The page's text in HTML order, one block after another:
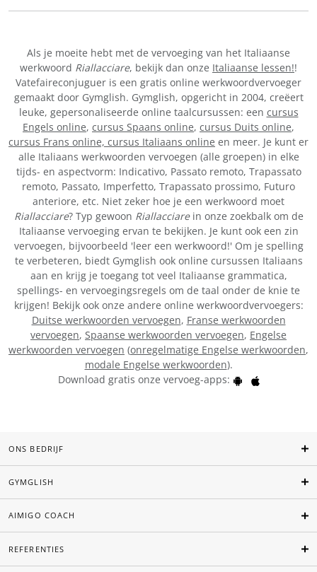
Als je moeite hebt met de vervoeging van het Italiaanse
werkwoord Riallacciare, bekijk dan onze Italiaanse lessen!!
Vatefaireconjuguer is een gratis online werkwoordvervoeger
gemaakt door Gymglish. Gymglish, opgericht in 2004, creëert
leuke, gepersonaliseerde online taalcursussen: een cursus
Engels online, cursus Spaans online, cursus Duits online,
cursus Frans online, cursus Italiaans online en meer. Je kunt er
alle Italiaans werkwoorden vervoegen (alle groepen) in elke
tijds- en aspectvorm: Indicativo, Passato remoto, Trapassato
remoto, Passato, Imperfetto, Trapassato prossimo, Futuro
anteriore, etc. Niet zeker hoe je een werkwoord moet
Riallacciare? Typ gewoon Riallacciarein onze zoekbalk om de
Italiaanse vervoeging ervan te bekijken. Je kunt ook een zin
vervoegen, bijvoorbeeld 'leer een werkwoord!' Om je spelling
te verbeteren, biedt Gymglish ook online cursussen Italiaans
aan en krijg je toegang tot veel Italiaanse grammatica,
spellings- en vervoegingsregels om de taal onder de knie te
krijgen! Bekijk ook onze andere online werkwoordvervoegers:
Duitse werkwoorden vervoegen, Franse werkwoorden
vervoegen, Spaanse werkwoorden vervoegen, Engelse
werkwoorden vervoegen (onregelmatige Engelse werkwoorden,
modale Engelse werkwoorden).
Download gratis onze vervoeg-apps:
ONS BEDRIJF
GYMGLISH
AIMIGO COACH
REFERENTIES